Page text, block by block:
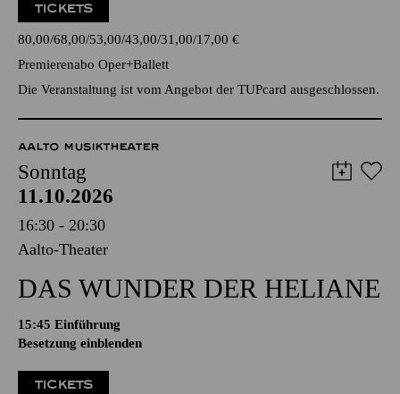
TICKETS
80,00 68,00 53,00 43,00 31,00 17,00 €
Premierenabo Oper+Ballett
Die Veranstaltung ist vom Angebot der TUPcard ausgeschlossen.
AALTO MUSIKTHEATER
Sonntag
11.10.2026
16:30 - 20:30
Aalto-Theater
DAS WUNDER DER HELIANE
15:45 Einführung
Besetzung einblenden
TICKETS